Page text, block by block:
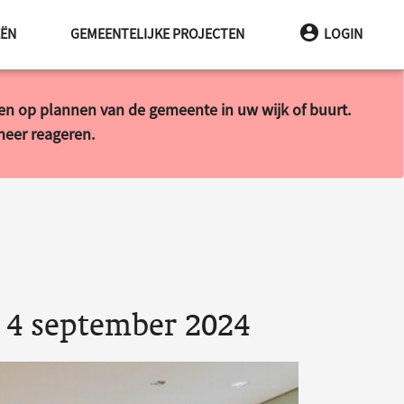
GEMEENTELIJKE PROJECTEN LOGIN
op plannen van de gemeente in uw wijk of buurt.
reageren.
september 2024